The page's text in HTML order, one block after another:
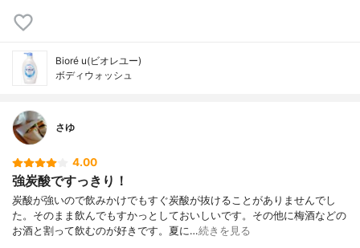
Bioré u(ビオレユー)
ボディウォッシュ
さゆ
4.00
強炭酸ですっきり！
炭酸が強いので飲みかけでもすぐ炭酸が抜けることがありませんでし
た。そのまま飲んでもすかっとしておいしいです。その他に梅酒などの
お酒と割って飲むのが好きです。夏に…続きを見る